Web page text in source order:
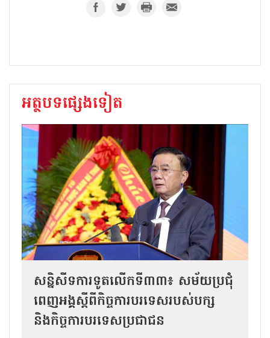
អត្ថបទផ្សេងទៀត
សន្និសីទការទូតលើកទី៣៣៖ សម័យប្រជុំ
ពេញអង្គស្តីពីកិច្ច​ការបរទេសរបស់​បក្ស
និងកិច្ច​ការបរទេសប្រជាជន